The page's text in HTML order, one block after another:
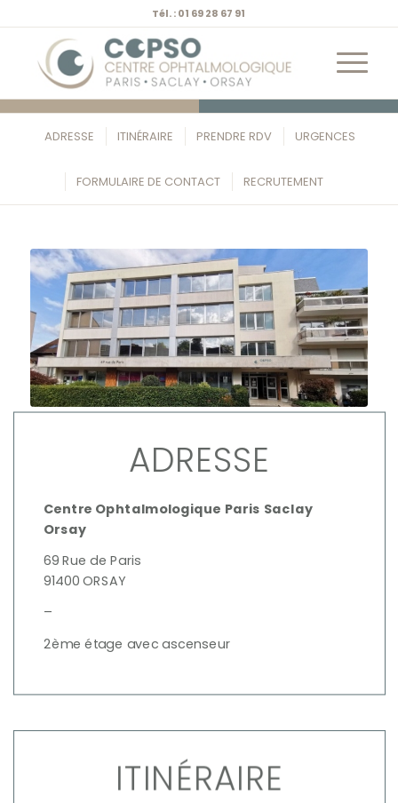
Tél. : 01 69 28 67 91
ADRESSE ITINÉRAIRE PRENDRE RDV URGENCES
FORMULAIRE DE CONTACT RECRUTEMENT
ADRESSE
Centre Ophtalmologique Paris Saclay
Orsay
69 Rue de Paris
91400 ORSAY
–
2ème étage avec ascenseur
ITINÉRAIRE